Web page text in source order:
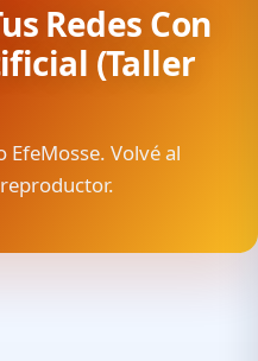
Redes Con
(Taller
Volvé al